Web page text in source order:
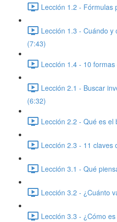
Lección 1.2 - Fórmulas
Lección 1.3 - Cuándo y
(7:43)
Lección 1.4 - 10
Lección 2.1 - Buscar
(6:32)
Lección 2.2 - Qué es el
Lección 2.3 - 11 claves
Lección 3.1 - Qué
Lección 3.2 - ¿Cuánto
Lección 3.3 - ¿Cómo